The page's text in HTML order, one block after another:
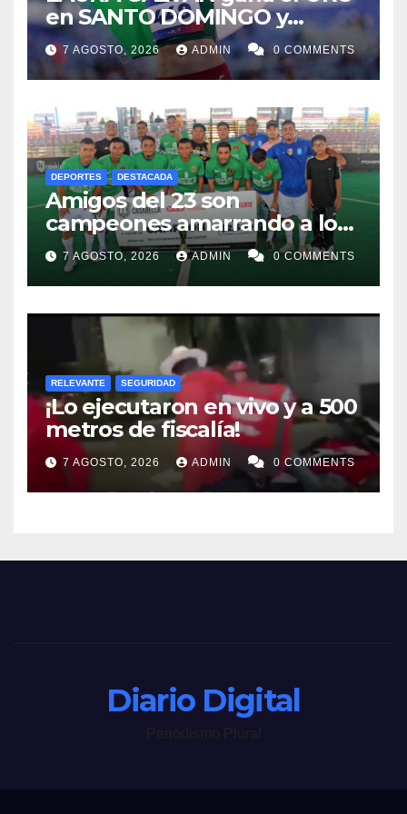
en SANTO DOMINGO y
dedica Medalla a sus padres
fallecidos
7 AGOSTO, 2026 ADMIN 0 COMMENTS
DEPORTES DESTACADA
Amigos del 23 son
campeones amarrando a los
“Perros Bravos”
7 AGOSTO, 2026 ADMIN 0 COMMENTS
RELEVANTE SEGURIDAD
¡Lo ejecutaron en vivo y a 500
metros de fiscalía!
7 AGOSTO, 2026 ADMIN 0 COMMENTS
Diario Digital